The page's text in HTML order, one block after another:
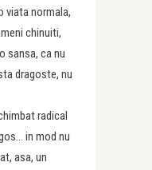
viata normala,
chinuiti,
sansa, ca nu
dragoste, nu
radical
in mod nu
asa, un